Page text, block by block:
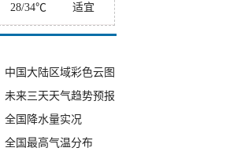
28/34℃ 适宜
中国大陆区域彩色云图
未来三天天气趋势预报
全国降水量实况
全国最高气温分布